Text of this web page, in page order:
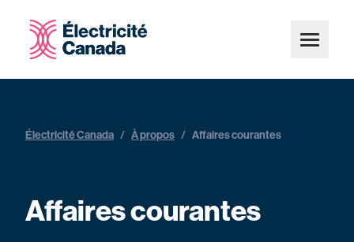
Électricité Canada / À propos / Affaires courantes
Affaires courantes